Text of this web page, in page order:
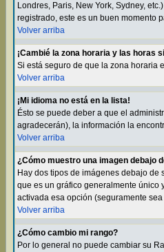
Londres, Paris, New York, Sydney,
registrado, este es un buen momento
Volver arriba
¡Cambié la zona horaria y las horas
Si está seguro de que la zona horaria
Volver arriba
¡Mi idioma no está en la lista!
Ésto se puede deber a que el
agradecerán), la información la
Volver arriba
¿Cómo muestro una imagen debajo
Hay dos tipos de imágenes debajo de
que es un gráfico generalmente único
activada esa opción (seguramente
Volver arriba
¿Cómo cambio mi rango?
Por lo general no puede cambiar su